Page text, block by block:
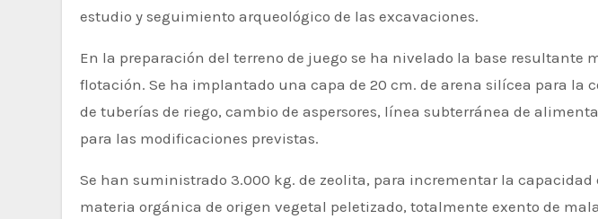
estudio y seguimiento arqueológico de las excavaciones.
En la preparación del terreno de juego se ha nivelado la base
flotación. Se ha implantado una capa de 20 cm. de arena silícea para
de tuberías de riego, cambio de aspersores, línea subterránea de
para las modificaciones previstas.
Se han suministrado 3.000 kg. de zeolita, para incrementar la
materia orgánica de origen vegetal peletizado, totalmente exento de